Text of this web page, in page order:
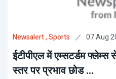
Newsalert, Sports 07 Aug
ईटीपीएल में एम्सटर्डम
स्तर पर प्रभाव छोड ...